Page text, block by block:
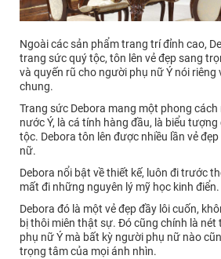
Ngoài các sản phẩm trang trí đỉnh cao,
trang sức quý tộc, tôn lên vẻ đẹp sang
và quyến rũ cho người phụ nữ Ý nói riêng
chung.
Trang sức Debora mang một phong
nước Ý, là cá tính hàng đầu, là biểu
tộc. Debora tôn lên được nhiều lần vẻ
nữ.
Debora nổi bật về thiết kế, luôn đi trước
mất đi những nguyên lý mỹ học kinh điển.
Debora đó là một vẻ đẹp đầy lôi cuốn,
bị thôi miên thật sự. Đó cũng chính là nét
phụ nữ Ý mà bất kỳ người phụ nữ nào
trọng tâm của mọi ánh nhìn.